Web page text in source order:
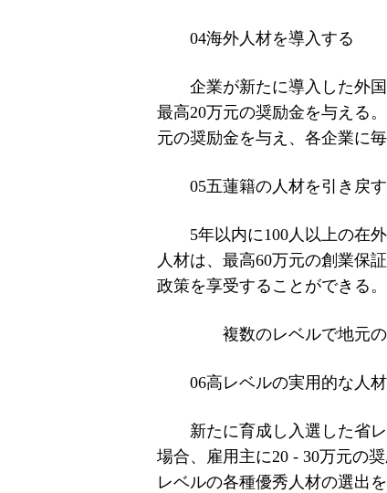
04海外人材を導入する
企業が新たに導入した外
最高20万元の奨励金を与える
元の奨励金を与え、各企業に
05五蓮籍の人材を引き戻す
5年以内に100人以上の在
人材は、最高60万元の創業保
政策を享受することができる。
複数のレベルで地元の
06高レベルの実用的な人
新たに育成し入選した省
場合、雇用主に20 - 30万元の
レベルの各種優秀人材の選出